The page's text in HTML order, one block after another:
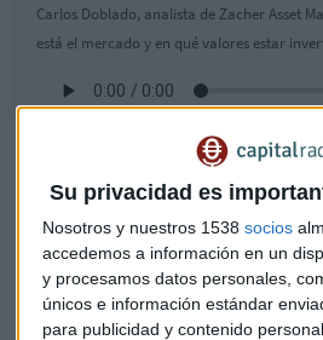
Su privacidad es
Nosotros y nuestros 1538 socios
accedemos a información en un
y procesamos datos personales,
únicos e información estándar
para publicidad y contenido
Carlos Doblado, analista de Zacher Asset
está el mercado y en qué valores estar
Valores protagonistas
La mayor subida de la jornada es
un 0,91%. Le sigueSacyr, con un
mientras queSantandergana un
tenemos aColonial, que cede un
deja un 3,16% ySabadell, que